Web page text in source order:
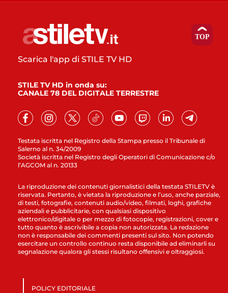
Testata iscritta nel Registro della Stampa presso il Tribunale di
Salerno al n. 34/2009
Società iscritta nel Registro degli Operatori di Comunicazione c/o
l’AGCOM al n. 20133
Scarica l'app di STILE TV HD
STILE TV HD in onda su:
CANALE 78 DEL DIGITALE TERRESTRE
La riproduzione dei contenuti giornalistici della testata STILETV è
riservata. Pertanto, è vietata la riproduzione e l’uso, anche parziale,
di testi, fotografie, contenuti audio/video, filmati, loghi, grafiche
aziendali e pubblicitarie, con qualsiasi dispositivo
elettronico/digitale o per mezzo di fotocopie, registrazioni, cover e
tutto quanto è ascrivibile a copia non autorizzata. La redazione
non è responsabile dei commenti presenti sul sito. Non potendo
esercitare un controllo continuo resta disponibile ad eliminarli su
segnalazione qualora gli stessi risultano offensivi e oltraggiosi.
POLICY EDITORIALE